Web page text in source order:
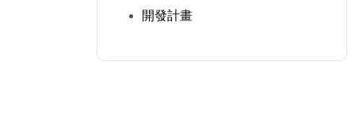
開發計畫